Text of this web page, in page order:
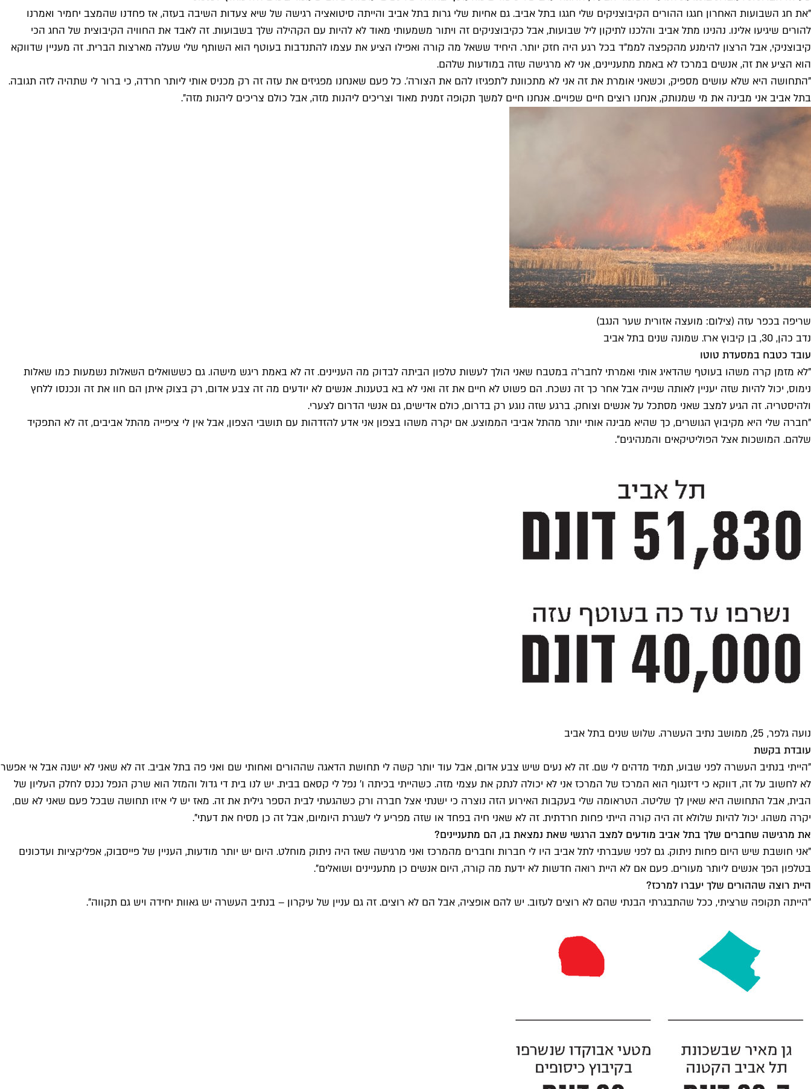
"את חג השבועות האחרון חגגו ההורים הקיבוצניקים שלי חגגו בתל אביב. גם אחיות שלי גרות בתל אביב והייתה סיטואציה רגישה של שיא צעדות השיבה בעזה, אז פחדנו שהמצב יחמיר ואמרנו
להורים שיגיעו אלינו. נהנינו מתל אביב והלכנו לתיקון ליל שבועות, אבל כקיבוצניקים זה ויתור משמעותי מאוד לא להיות עם הקהילה שלך בשבועות. זה לאבד את החוויה הקיבוצית של החג הכי
קיבוצניקי, אבל הרצון להימנע מהקפצה לממ"ד בכל רגע היה חזק יותר. היחיד ששאל מה קורה ואפילו הציע את עצמו להתנדבות בעוטף הוא השותף שלי שעלה מארצות הברית. זה מעניין שדווקא
הוא הציע את זה, אנשים במרכז לא באמת מתעניינים, אני לא מרגישה שזה במודעות שלהם.
"התחושה היא שלא עושים מספיק, וכשאני אומרת את זה אני לא מתכוונת ל'תפגיזו להם את הצורה'. כל פעם שאנחנו מפגיזים את עזה זה רק מכניס אותי ליותר חרדה, כי ברור לי שתהיה לזה תגובה.
בתל אביב אני מבינה את מי שמנותק, אנחנו רוצים חיים שפויים. אנחנו חיים למשך תקופה זמנית מאוד וצריכים ליהנות מזה, אבל כולם צריכים ליהנות מזה".
שריפה בכפר עזה (צילום: מועצה אזורית שער הנגב)
נדב כהן, 30, בן קיבוץ ארז. שמונה שנים בתל אביב
עובד כטבח במסעדת טוטו
"לא מזמן קרה משהו בעוטף שהדאיג אותי ואמרתי לחבר'ה במטבח שאני הולך לעשות טלפון הביתה לבדוק מה העניינים. זה לא באמת ריגש מישהו. גם כששואלים השאלות נשמעות כמו שאלות
נימוס, יכול להיות שזה יעניין לאותה שנייה אבל אחר כך זה נשכח. הם פשוט לא חיים את זה ואני לא בא בטענות. אנשים לא יודעים מה זה צבע אדום, רק בצוק איתן הם חוו את זה ונכנסו ללחץ
ולהיסטריה. זה הגיע למצב שאני מסתכל על אנשים וצוחק. ברגע שזה נוגע רק בדרום, כולם אדישים, גם אנשי הדרום לצערי.
"חברה שלי היא מקיבוץ הגושרים, כך שהיא מבינה אותי יותר מהתל אביבי הממוצע. אם יקרה משהו בצפון אני אדע להזדהות עם תושבי הצפון, אבל אין לי ציפייה מהתל אביבים, זה לא התפקיד
שלהם. המושכות אצל הפוליטיקאים והמנהיגים".
נועה גלפר, 25, ממושב נתיב העשרה. שלוש שנים בתל אביב
עובדת בקשת
"הייתי בנתיב העשרה לפני שבוע, תמיד מדהים לי שם. זה לא נעים שיש צבע אדום, אבל עוד יותר קשה לי תחושת הדאגה שההורים ואחותי שם ואני פה בתל אביב. זה לא שאני לא ישנה אבל אי אפשר
לא לחשוב על זה, דווקא כי דיזנגוף הוא המרכז של המרכז אני לא יכולה לנתק את עצמי מזה. כשהייתי בכיתה ו' נפל לי קסאם בבית. יש לנו בית די גדול והמזל הוא שרק הנפל נכנס לחלק העליון של
הבית, אבל התחושה היא שאין לך שליטה. הטראומה שלי בעקבות האירוע הזה נוצרה כי ישנתי אצל חברה ורק כשהגעתי לבית הספר גילית את זה. מאז יש לי איזו תחושה שבכל פעם שאני לא שם,
יקרה משהו. יכול להיות שלולא זה היה קורה הייתי פחות חרדתית. זה לא שאני חיה בפחד או שזה מפריע לי לשגרת היומיום, אבל זה כן מסיח את דעתי".
את מרגישה שחברים שלך בתל אביב מודעים למצב הרגשי שאת נמצאת בו, הם מתעניינים?
"אני חושבת שיש היום פחות ניתוק. גם לפני שעברתי לתל אביב היו לי חברות וחברים מהמרכז ואני מרגישה שאז היה ניתוק מוחלט. היום יש יותר מודעות, העניין של פייסבוק, אפליקציות ועדכונים
בטלפון הפך אנשים ליותר מעורים. פעם אם לא היית רואה חדשות לא ידעת מה קורה, היום אנשים כן מתעניינים ושואלים".
היית רוצה שההורים שלך יעברו למרכז?
"הייתה תקופה שרציתי, ככל שהתבגרתי הבנתי שהם לא רוצים לעזוב. יש להם אופציה, אבל הם לא רוצים. זה גם עניין של עיקרון – בנתיב העשרה יש גאוות יחידה ויש גם תקווה".